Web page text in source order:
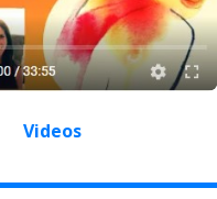
Videos